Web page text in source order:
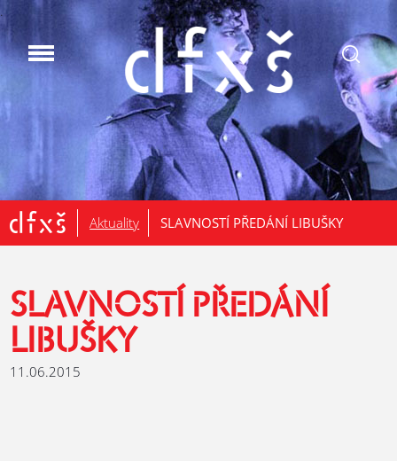
.
Aktuality SLAVNOSTÍ PŘEDÁNÍ LIBUŠKY
SLAVNOSTÍ PŘEDÁNÍ
LIBUŠKY
11.06.2015